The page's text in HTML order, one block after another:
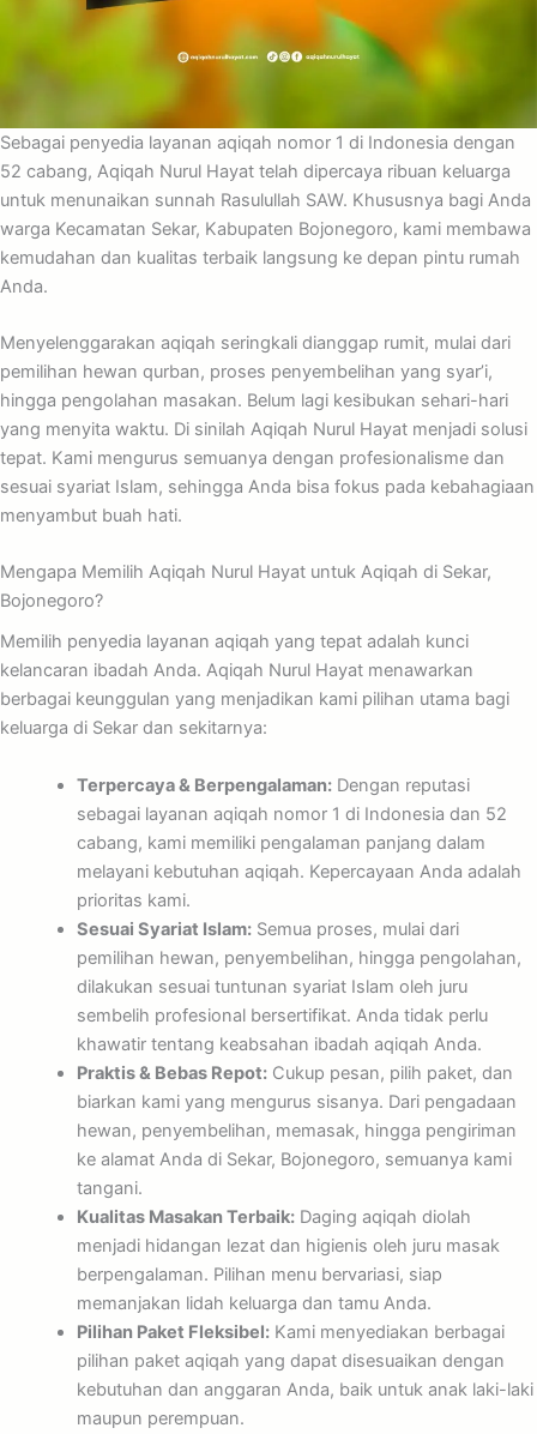
Sebagai penyedia layanan aqiqah nomor 1 di Indonesia dengan
52 cabang, Aqiqah Nurul Hayat telah dipercaya ribuan keluarga
untuk menunaikan sunnah Rasulullah SAW. Khususnya bagi Anda
warga Kecamatan Sekar, Kabupaten Bojonegoro, kami membawa
kemudahan dan kualitas terbaik langsung ke depan pintu rumah
Anda.
Menyelenggarakan aqiqah seringkali dianggap rumit, mulai dari
pemilihan hewan qurban, proses penyembelihan yang syar’i,
hingga pengolahan masakan. Belum lagi kesibukan sehari-hari
yang menyita waktu. Di sinilah Aqiqah Nurul Hayat menjadi solusi
tepat. Kami mengurus semuanya dengan profesionalisme dan
sesuai syariat Islam, sehingga Anda bisa fokus pada kebahagiaan
menyambut buah hati.
Mengapa Memilih Aqiqah Nurul Hayat untuk Aqiqah di Sekar,
Bojonegoro?
Memilih penyedia layanan aqiqah yang tepat adalah kunci
kelancaran ibadah Anda. Aqiqah Nurul Hayat menawarkan
berbagai keunggulan yang menjadikan kami pilihan utama bagi
keluarga di Sekar dan sekitarnya:
Terpercaya & Berpengalaman:Dengan reputasi
sebagai layanan aqiqah nomor 1 di Indonesia dan 52
cabang, kami memiliki pengalaman panjang dalam
melayani kebutuhan aqiqah. Kepercayaan Anda adalah
prioritas kami.
Sesuai Syariat Islam:Semua proses, mulai dari
pemilihan hewan, penyembelihan, hingga pengolahan,
dilakukan sesuai tuntunan syariat Islam oleh juru
sembelih profesional bersertifikat. Anda tidak perlu
khawatir tentang keabsahan ibadah aqiqah Anda.
Praktis & Bebas Repot:Cukup pesan, pilih paket, dan
biarkan kami yang mengurus sisanya. Dari pengadaan
hewan, penyembelihan, memasak, hingga pengiriman
ke alamat Anda di Sekar, Bojonegoro, semuanya kami
tangani.
Kualitas Masakan Terbaik:Daging aqiqah diolah
menjadi hidangan lezat dan higienis oleh juru masak
berpengalaman. Pilihan menu bervariasi, siap
memanjakan lidah keluarga dan tamu Anda.
Pilihan Paket Fleksibel:Kami menyediakan berbagai
pilihan paket aqiqah yang dapat disesuaikan dengan
kebutuhan dan anggaran Anda, baik untuk anak laki-laki
maupun perempuan.